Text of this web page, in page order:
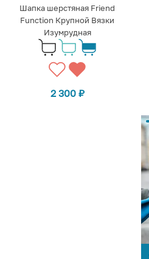
Шапка шерстяная Friend
Function Крупной Вязки
Изумрудная
2 300 ₽